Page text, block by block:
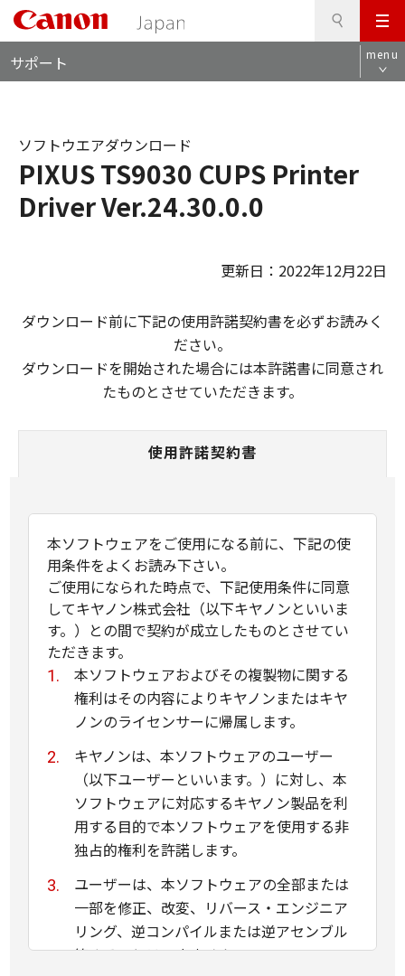
メ
ニ
ュ
サポート menu
PIXUS TS9030 CUPS Printer
Driver Ver.24.30.0.0
ソフトウエアダウンロード
更新日：2022年12月22日
ダウンロード前に下記の使用許諾契約書を必ずお読みく
ださい。
ダウンロードを開始された場合には本許諾書に同意され
たものとさせていただきます。
使用許諾契約書
本ソフトウェアをご使用になる前に、下記の使
用条件をよくお読み下さい。
ご使用になられた時点で、下記使用条件に同意
してキヤノン株式会社（以下キヤノンといいま
す。）との間で契約が成立したものとさせてい
ただきます。
本ソフトウェアおよびその複製物に関する
権利はその内容によりキヤノンまたはキヤ
ノンのライセンサーに帰属します。
キヤノンは、本ソフトウェアのユーザー
（以下ユーザーといいます。）に対し、本
ソフトウェアに対応するキヤノン製品を利
用する目的で本ソフトウェアを使用する非
独占的権利を許諾します。
ユーザーは、本ソフトウェアの全部または
一部を修正、改変、リバース・エンジニア
リング、逆コンパイルまたは逆アセンブル
等することはできません。